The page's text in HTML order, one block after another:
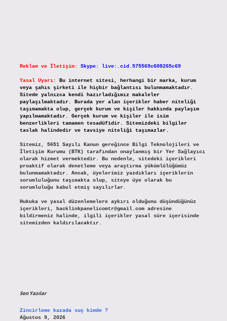
Reklam ve İletişim: Skype: live:.cid.575569c608265c69
Yasal Uyarı:
Bu internet sitesi, herhangi bir marka, kurum
veya şahıs şirketi ile hiçbir bağlantısı bulunmamaktadır.
Sitede yalnızca kendi hazırladığımız makaleler
paylaşılmaktadır. Burada yer alan içerikler haber niteliği
taşımamakta olup, gerçek kurum ve kişiler hakkında paylaşım
yapılmamaktadır. Gerçek kurum ve kişiler ile isim
benzerlikleri tamamen tesadüfidir. Sitemizdeki bilgiler
taslak halindedir ve tavsiye niteliği taşımazlar.
Sitemiz, 5651 Sayılı Kanun gereğince Bilgi Teknolojileri ve
İletişim Kurumu (BTK) tarafından onaylanmış bir Yer Sağlayıcı
olarak hizmet vermektedir. Bu nedenle, sitedeki içerikleri
proaktif olarak denetleme veya araştırma yükümlülüğümüz
bulunmamaktadır. Ancak, üyelerimiz yazdıkları içeriklerin
sorumluluğunu taşımakta olup, siteye üye olarak bu
sorumluluğu kabul etmiş sayılırlar.
Hukuka ve yasal düzenlemelere aykırı olduğunu düşündüğünüz
içerikleri,
backlinkpanelicomtr@gmail.comadresine
bildirmeniz halinde, ilgili içerikler yasal süre içerisinde
sitemizden kaldırılacaktır.
Son Yazılar
Zincirleme kazada suç kimde ?
Ağustos 9, 2026